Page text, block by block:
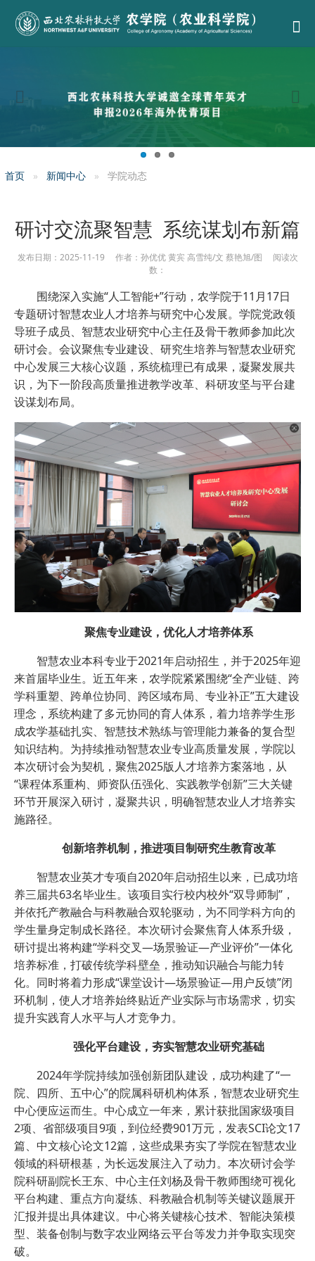
首页 新闻中心 学院动态
研讨交流聚智慧 系统谋划布新篇
发布日期：2025-11-19 作者：孙优优 黄宾 高雪纯/文 蔡艳旭/图 阅读次
数：
围绕深入实施“人工智能+”行动，农学院于11月17日
专题研讨智慧农业人才培养与研究中心发展。学院党政领
导班子成员、智慧农业研究中心主任及骨干教师参加此次
研讨会。会议聚焦专业建设、研究生培养与智慧农业研究
中心发展三大核心议题，系统梳理已有成果，凝聚发展共
识，为下一阶段高质量推进教学改革、科研攻坚与平台建
设谋划布局。
聚焦专业建设，优化人才培养体系
智慧农业本科专业于2021年启动招生，并于2025年迎
来首届毕业生。近五年来，农学院紧紧围绕“全产业链、跨
学科重塑、跨单位协同、跨区域布局、专业补正”五大建设
理念，系统构建了多元协同的育人体系，着力培养学生形
成农学基础扎实、智慧技术熟练与管理能力兼备的复合型
知识结构。为持续推动智慧农业专业高质量发展，学院以
本次研讨会为契机，聚焦2025版人才培养方案落地，从
“课程体系重构、师资队伍强化、实践教学创新”三大关键
环节开展深入研讨，凝聚共识，明确智慧农业人才培养实
施路径。
创新培养机制，推进项目制研究生教育改革
智慧农业英才专项自2020年启动招生以来，已成功培
养三届共63名毕业生。该项目实行校内校外“双导师制”，
并依托产教融合与科教融合双轮驱动，为不同学科方向的
学生量身定制成长路径。本次研讨会聚焦育人体系升级，
研讨提出将构建“学科交叉—场景验证—产业评价”一体化
培养标准，打破传统学科壁垒，推动知识融合与能力转
化。同时将着力形成“课堂设计—场景验证—用户反馈”闭
环机制，使人才培养始终贴近产业实际与市场需求，切实
提升实践育人水平与人才竞争力。
强化平台建设，夯实智慧农业研究基础
2024年学院持续加强创新团队建设，成功构建了“一
院、四所、五中心”的院属科研机构体系，智慧农业研究生
中心便应运而生。中心成立一年来，累计获批国家级项目
2项、省部级项目9项，到位经费901万元，发表SCI论文17
篇、中文核心论文12篇，这些成果夯实了学院在智慧农业
领域的科研根基，为长远发展注入了动力。本次研讨会学
院科研副院长王东、中心主任刘杨及骨干教师围绕可视化
平台构建、重点方向凝练、科教融合机制等关键议题展开
汇报并提出具体建议。中心将关键核心技术、智能决策模
型、装备创制与数字农业网络云平台等发力并争取实现突
破。